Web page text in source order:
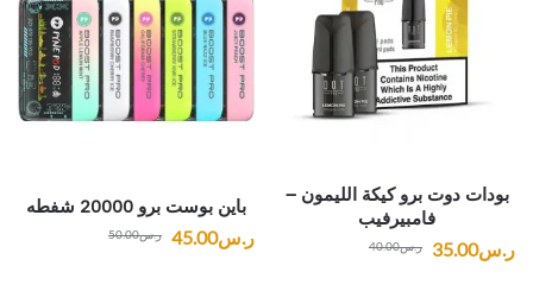
بودات دوت برو كيكة الليمون –
فامبيرفيب
ر.س40.00 ر.س35.00
باين بوست برو 20000 شفطه
ر.س50.00 ر.س45.00